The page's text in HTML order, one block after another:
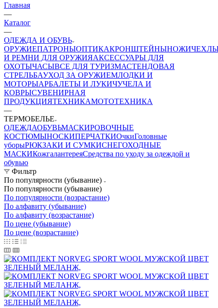
Главная
—
Каталог
—
ОДЕЖДА И ОБУВЬ
ОРУЖИЕПАТРОНЫОПТИКАКРОНШТЕЙНЫНОЖИ
И РЕМНИ ДЛЯ ОРУЖИЯАКСЕССУАРЫ ДЛЯ
ОХОТЫЧАСЫВСЕ ДЛЯ ТУРИЗМАСТЕНДОВАЯ
СТРЕЛЬБАУХОД ЗА ОРУЖИЕМЛОДКИ И
МОТОРЫАРБАЛЕТЫ И ЛУКИЧУЧЕЛА И
КОВРЫСУВЕНИРНАЯ
ПРОДУКЦИЯТЕХНИКАМОТОТЕХНИКА
—
ТЕРМОБЕЛЬЕ
ОДЕЖДАОБУВЬМАСКИРОВОЧНЫЕ
КОСТЮМЫНОСКИПЕРЧАТКИОчкиГоловные
уборыРЮКЗАКИ И СУМКИСНЕГОХОДНЫЕ
МАСКИКожгалантереяСредства по уходу за одеждой и
обувью
Фильтр
По популярности (убывание)
По популярности (убывание)
По популярности (возрастание)
По алфавиту (убывание)
По алфавиту (возрастание)
По цене (убывание)
По цене (возрастание)